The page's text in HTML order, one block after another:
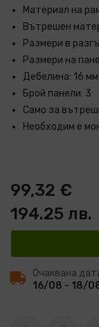
Материал на
Вътрешен
Размери в
Размери на
Дебелина: 16 мм
Брой панели: 3
Само за
Необходим е
99,32 €
194.25 лв.
Очаквана
16/08 - 18/